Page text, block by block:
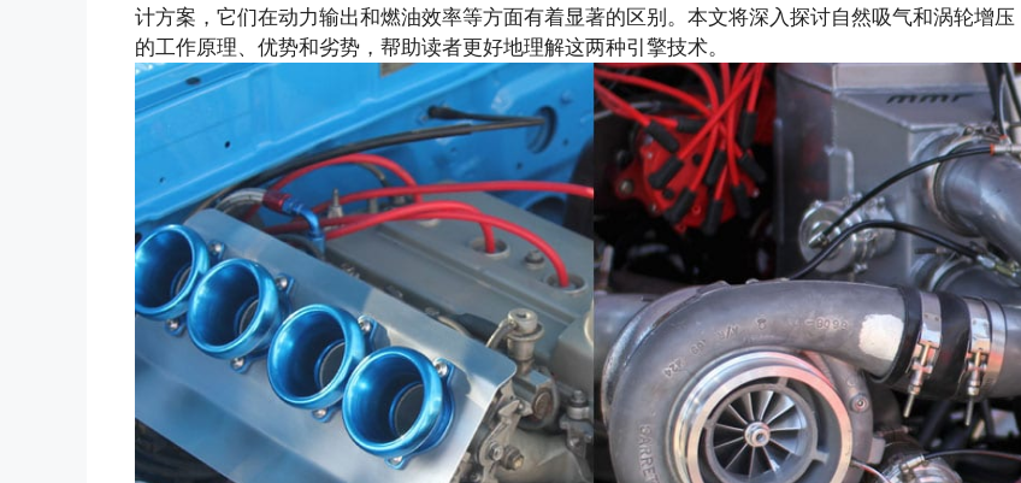
计方案，它们在动力输出和燃油效率等方面有着显著的区别。本文将深入探讨自然吸气和涡轮增压
的工作原理、优势和劣势，帮助读者更好地理解这两种引擎技术。